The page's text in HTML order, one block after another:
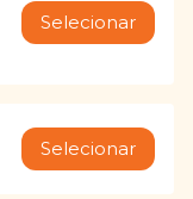
Selecionar
Selecionar